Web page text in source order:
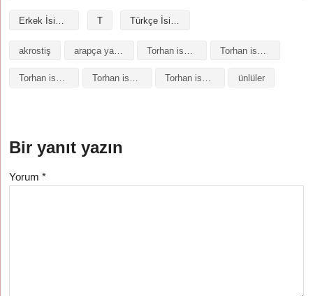
Erkek İsimleri T Türkçe İsimler
akrostiş arapça yazılışı
Torhan isminin baş harfleriyle şiir Torhan isminin kökeni Torhan isminin numerolojisi ünlüler
Bir yanıt yazın
Yorum*